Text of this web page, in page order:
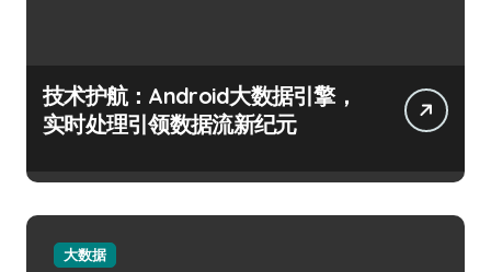
技术护航：Android大数据引擎，
实时处理引领数据流新纪元
大数据